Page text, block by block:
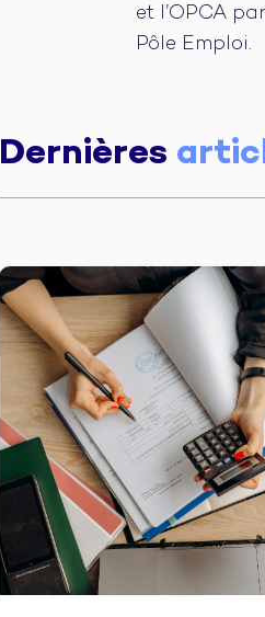
et l’OPCA
Pôle Emploi.
Dernières